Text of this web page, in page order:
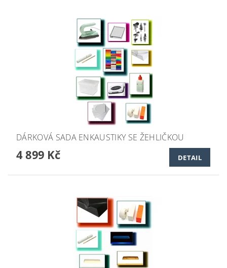
DÁRKOVÁ SADA ENKAUSTIKY SE ŽEHLIČKOU
4 899 Kč DETAIL